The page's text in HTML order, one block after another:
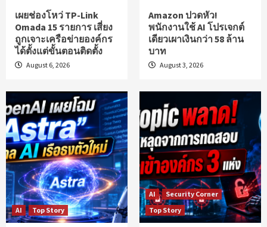
เผยช่องโหว่ TP-Link
Omada 15 รายการ เสี่ยง
ถูกเจาะเครือข่ายองค์กร
ได้ตั้งแต่ขั้นตอนติดตั้ง
August 6, 2026
Amazon ปวดหัว!
พนักงานใช้ AI โปรเจกต์
เดียวเผาเงินกว่า 58 ล้าน
บาท
August 3, 2026
AI Top Story
AI
Security Corner
Top Story